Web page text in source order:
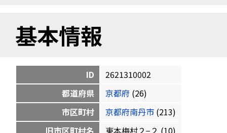
基本情報
ID
2621310002
都道府県
京都府 (26)
市区町村
京都府南丹市 (213)
旧市区町村名
東本梅村２−２ (10)